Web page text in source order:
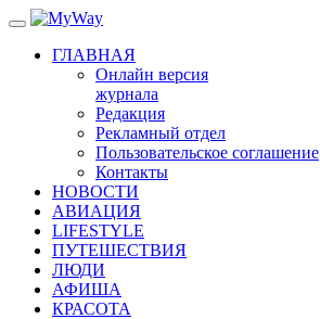
ГЛАВНАЯ
Онлайн версия
журнала
Редакция
Рекламный отдел
Пользовательское соглашение
Контакты
НОВОСТИ
АВИАЦИЯ
LIFESTYLE
ПУТЕШЕСТВИЯ
ЛЮДИ
АФИША
КРАСОТА